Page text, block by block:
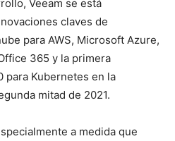
Veeam se está
claves de
para AWS, Microsoft Azure,
365 y la primera
para Kubernetes en la
mitad de 2021.
a medida que